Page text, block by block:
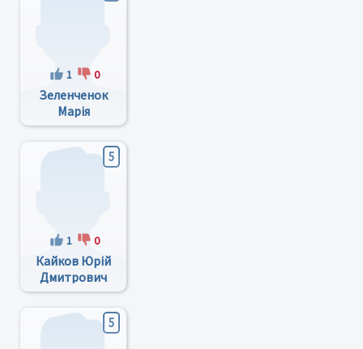
1 0
Зеленченок
Марія
Демянівна
5
1 0
Кайков Юрій
Дмитрович
5